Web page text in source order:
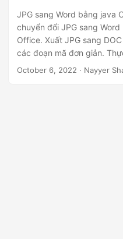
JPG sang Word bằng java
chuyển đổi JPG sang
Office. Xuất JPG sang
các đoạn mã đơn giản.
DOC trực tuyến. Sử dụng
October 6, 2022 · Nayyer